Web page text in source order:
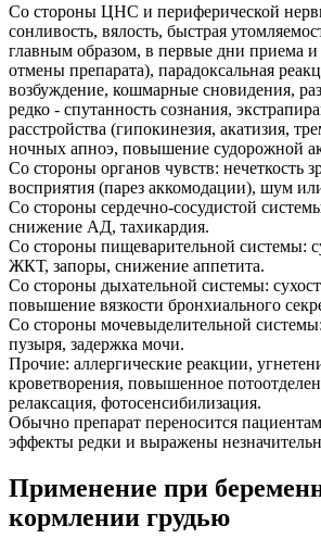
Со стороны ЦНС и периферической
сонливость, вялость, быстрая
главным образом, в первые дни приема и
отмены препарата), парадоксальная
возбуждение, кошмарные сновидения,
редко - спутанность сознания,
расстройства (гипокинезия, акатизия,
ночных апноэ, повышение судорожной
Со стороны органов чувств: нечеткость
восприятия (парез аккомодации), шум
Со стороны сердечно-сосудистой
снижение АД, тахикардия.
Со стороны пищеварительной системы:
ЖКТ, запоры, снижение аппетита.
Со стороны дыхательной системы:
повышение вязкости бронхиального
Со стороны мочевыделительной
пузыря, задержка мочи.
Прочие: аллергические реакции,
кроветворения, повышенное
релаксация, фотосенсибилизация.
Обычно препарат переносится
эффекты редки и выражены
Применение при
кормлении грудью